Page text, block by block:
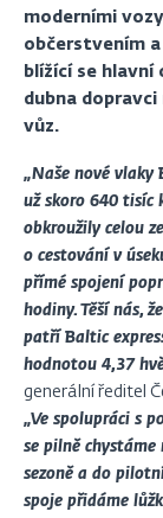
moderními
občerstvením
blížící se hlavní
dubna dopravci
vůz.
„Naše nové vlaky
už skoro 640 tisíc
obkroužily celou
o cestování v
přímé spojení
hodiny. Těší nás,
patří Baltic
hodnotou 4,37
generální ředitel
„Ve spolupráci s
se pilně
sezoně a do
spoje přidáme